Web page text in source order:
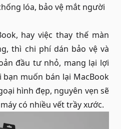
lóa, bảo vệ mắt người
hay việc thay thế màn
thì chi phí dán bảo vệ và
đầu tư nhỏ, mang lại lợi
bạn muốn bán lại MacBook
hình đẹp, nguyên vẹn sẽ
có nhiều vết trầy xước.